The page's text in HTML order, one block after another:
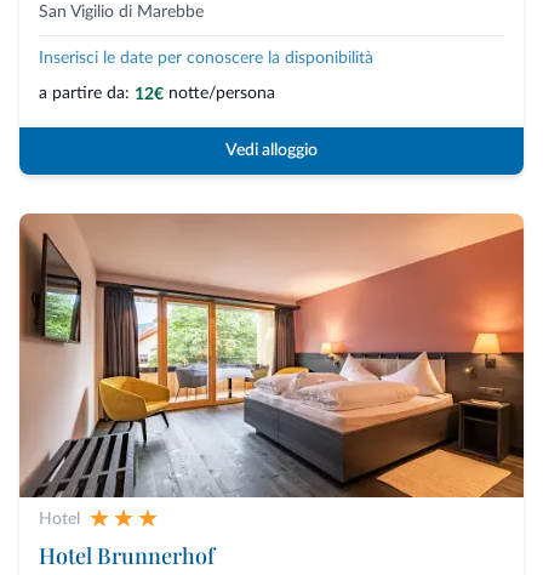
San Vigilio di Marebbe
Inserisci le date per conoscere la disponibilità
a partire da: 12€ notte/persona
Vedi alloggio
Hotel
Hotel Brunnerhof